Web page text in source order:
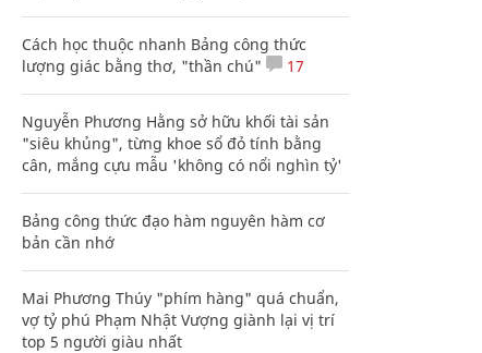
Cách học thuộc nhanh Bảng công thức
lượng giác bằng thơ, "thần chú"
17
Nguyễn Phương Hằng sở hữu khối tài sản
"siêu khủng", từng khoe sổ đỏ tính bằng
cân, mắng cựu mẫu 'không có nổi nghìn tỷ'
Bảng công thức đạo hàm nguyên hàm cơ
bản cần nhớ
Mai Phương Thúy "phím hàng" quá chuẩn,
vợ tỷ phú Phạm Nhật Vượng giành lại vị trí
top 5 người giàu nhất